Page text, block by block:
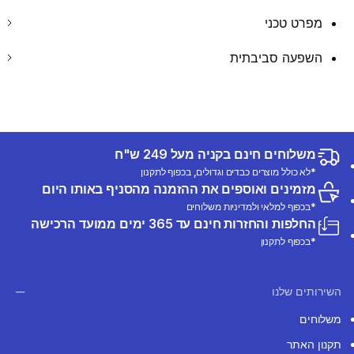
מפרט טכני
השפעה סביבתית
משלוחים חינם בקניה מעל 249 ש"ח
*לא כולל מוצרים כבדים וגדולים, בכפוף לתקנון
מזמינים ואוספים את ההזמנה מהסניף באותו היום
*בכפוף למלאי ולמדיניות משלוחים
החלפות והחזרות חינם עד 365 ימים ממועד הרכישה
*בכפוף לתקנון
השירותים שלנו
משלוחים
תקנון האתר